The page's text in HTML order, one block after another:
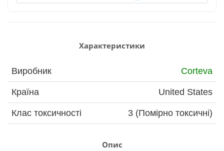
Характеристики
Виробник Corteva
Країна United States
Клас токсичності 3 (Помірно токсичні)
Опис